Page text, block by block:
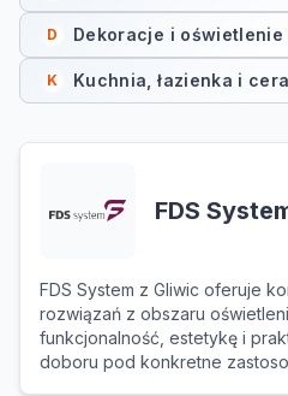
D Dekoracje i oświetlenie
K Kuchnia, łazienka i
FDS
FDS System z Gliwic oferuje
rozwiązań z obszaru
funkcjonalność, estetykę i
doboru pod konkretne